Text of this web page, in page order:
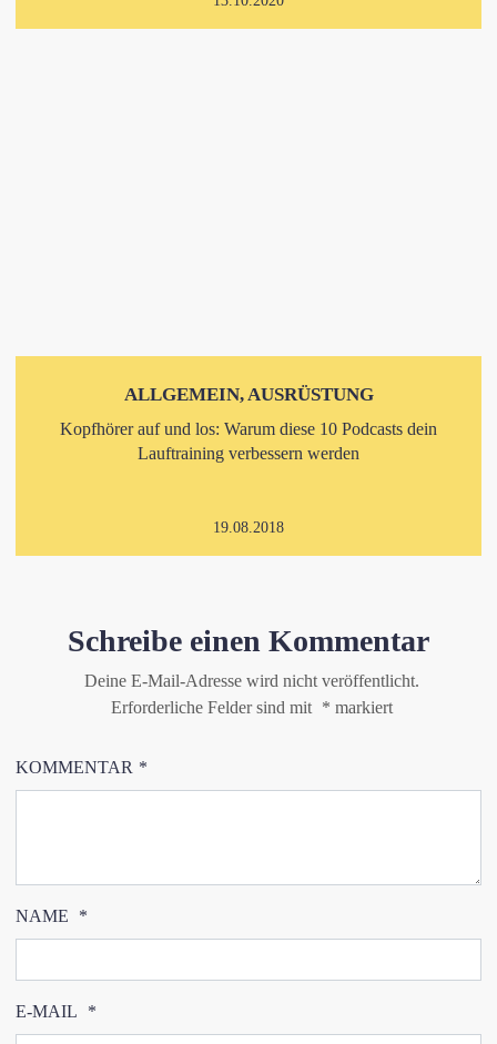
ALLGEMEIN, AUSRÜSTUNG
Kopfhörer auf und los: Warum diese 10 Podcasts dein
Lauftraining verbessern werden
19.08.2018
Schreibe einen Kommentar
Deine E-Mail-Adresse wird nicht veröffentlicht.
Erforderliche Felder sind mit * markiert
KOMMENTAR *
NAME *
E-MAIL *